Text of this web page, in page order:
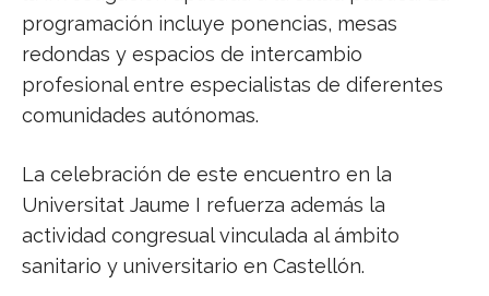
programación incluye ponencias, mesas
redondas y espacios de intercambio
profesional entre especialistas de diferentes
comunidades autónomas.
La celebración de este encuentro en la
Universitat Jaume I refuerza además la
actividad congresual vinculada al ámbito
sanitario y universitario en Castellón.